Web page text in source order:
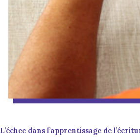
L’échec dans l’apprentissage de